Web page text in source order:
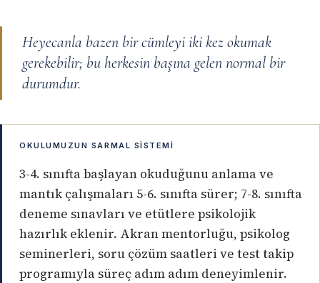
Heyecanla bazen bir cümleyi iki kez okumak
gerekebilir; bu herkesin başına gelen normal bir
durumdur.
OKULUMUZUN SARMAL SISTEMI
3-4. sınıfta başlayan okuduğunu anlama ve
mantık çalışmaları 5-6. sınıfta sürer; 7-8. sınıfta
deneme sınavları ve etütlere psikolojik
hazırlık eklenir. Akran mentorluğu, psikolog
seminerleri, soru çözüm saatleri ve test takip
programıyla süreç adım adım deneyimlenir.